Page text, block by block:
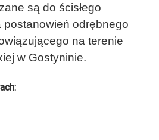
są do ścisłego
postanowień odrębnego
na terenie
w Gostyninie.